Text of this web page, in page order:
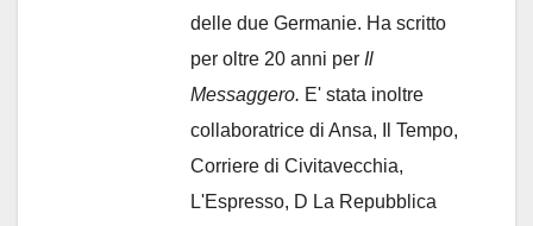
delle due Germanie. Ha scritto
per oltre 20 anni per Il
Messaggero. E' stata inoltre
collaboratrice di Ansa, Il Tempo,
Corriere di Civitavecchia,
L'Espresso, D La Repubblica